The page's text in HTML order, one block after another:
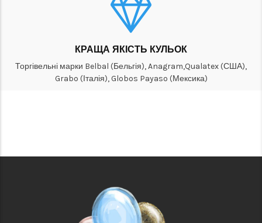
КРАЩА ЯКІСТЬ КУЛЬОК
Торгівельні марки Belbal (Бельгія), Anagram,Qualatex (США),
Grabo (Італія), Globos Payaso (Мексика)